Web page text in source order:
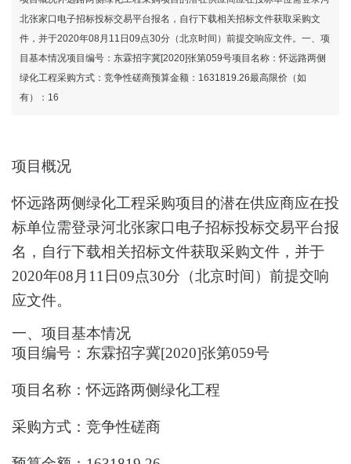
北张家口电子招标投标交易平台报名，自行下载相关招标文件获取采购文
件，并于2020年08月11日09点30分（北京时间）前提交响应文件。一、项
目基本情况项目编号：东霖招字冀[2020]张第059号项目名称：怀远路两侧
绿化工程采购方式：竞争性磋商预算金额：1631819.26最高限价（如
有）：16
项目概况
怀远路两侧绿化工程采购项目的潜在供应商应在投
标单位需登录河北张家口电子招标投标交易平台报
名，自行下载相关招标文件获取采购文件 ，并于
2020年08月11日09点30分 （北京时间） 前提交响
应文件。
一、项目基本情况
项目编号： 东霖招字冀[2020]张第059号
项目名称：怀远路两侧绿化工程
采购方式： 竞争性磋商